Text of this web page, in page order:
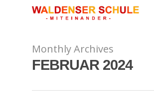
Hit enter to search or ESC to close
Monthly Archives
FEBRUAR 2024